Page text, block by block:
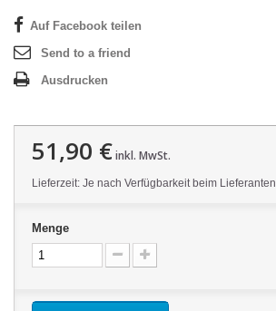
Auf Facebook teilen
Send to a friend
Ausdrucken
51,90 €inkl. MwSt.
Lieferzeit: Je nach Verfügbarkeit beim Lieferanten
Menge